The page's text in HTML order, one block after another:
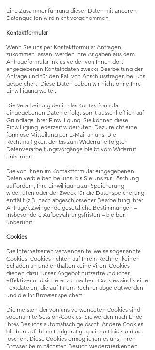
Eine Zusammenführung dieser Daten mit anderen
Datenquellen wird nicht vorgenommen.
Kontaktformular
Wenn Sie uns per Kontaktformular Anfragen
zukommen lassen, werden Ihre Angaben aus dem
Anfrageformular inklusive der von Ihnen dort
angegebenen Kontaktdaten zwecks Bearbeitung der
Anfrage und für den Fall von Anschlussfragen bei uns
gespeichert. Diese Daten geben wir nicht ohne Ihre
Einwilligung weiter.
Die Verarbeitung der in das Kontaktformular
eingegebenen Daten erfolgt somit ausschließlich auf
Grundlage Ihrer Einwilligung. Sie können diese
Einwilligung jederzeit widerrufen. Dazu reicht eine
formlose Mitteilung per E-Mail an uns. Die
Rechtmäßigkeit der bis zum Widerruf erfolgten
Datenverarbeitungsvorgänge bleibt vom Widerruf
unberührt.
Die von Ihnen im Kontaktformular eingegebenen
Daten verbleiben bei uns, bis Sie uns zur Löschung
auffordern, Ihre Einwilligung zur Speicherung
widerrufen oder der Zweck für die Datenspeicherung
entfällt (z.B. nach abgeschlossener Bearbeitung Ihrer
Anfrage). Zwingende gesetzliche Bestimmungen –
insbesondere Aufbewahrungsfristen – bleiben
unberührt.
Cookies
Die Internetseiten verwenden teilweise sogenannte
Cookies. Cookies richten auf Ihrem Rechner keinen
Schaden an und enthalten keine Viren. Cookies
dienen dazu, unser Angebot nutzerfreundlicher,
effektiver und sicherer zu machen. Cookies sind kleine
Textdateien, die auf Ihrem Rechner abgelegt werden
und die Ihr Browser speichert.
Die meisten der von uns verwendeten Cookies sind
sogenannte Session-Cookies. Sie werden nach Ende
Ihres Besuchs automatisch gelöscht. Andere Cookies
bleiben auf Ihrem Endgerät gespeichert bis Sie diese
löschen. Diese Cookies ermöglichen es uns, Ihren
Browser beim nächsten Besuch wiederzuerkennen.